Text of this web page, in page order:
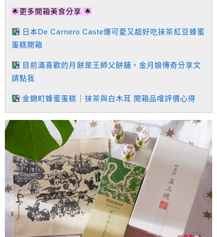
🌟更多開箱美食分享 🌟
日本De Carnero Caste爆可愛又超好吃抹茶紅豆蜂蜜
蛋糕開箱
目前滿喜歡的月餅是王師父餅舖，金月娘傳奇分享文
請點我
金錦町蜂蜜蛋糕｜抹茶與白木耳 開箱品嚐評價心得